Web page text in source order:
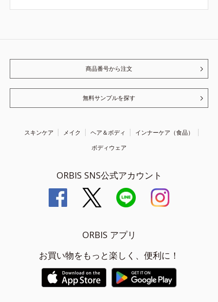
商品番号から注文
無料サンプルを探す
スキンケア メイク ヘア＆ボディ
インナーケア（食品）
ボディウェア
ORBIS SNS公式アカウント
ORBIS アプリ
お買い物をもっと楽しく、便利に！